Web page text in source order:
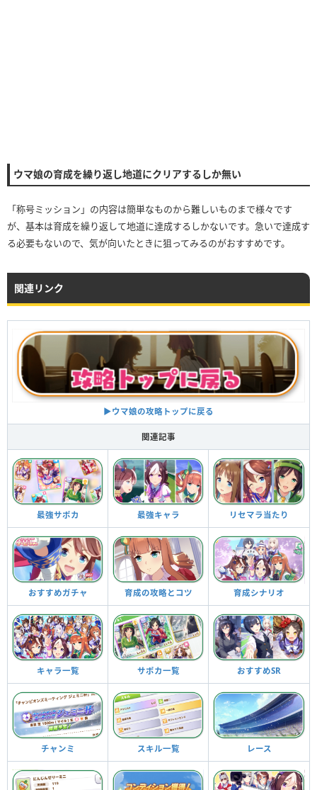
ウマ娘の育成を繰り返し地道にクリアするしか無い
「称号ミッション」の内容は簡単なものから難しいものまで様々です
が、基本は育成を繰り返して地道に達成するしかないです。急いで達成す
る必要もないので、気が向いたときに狙ってみるのがおすすめです。
関連リンク
▶︎ウマ娘の攻略トップに戻る
関連記事
最強サポカ 最強キャラ リセマラ当たり
おすすめガチャ 育成の攻略とコツ 育成シナリオ
キャラ一覧 サポカ一覧 おすすめSR
チャンミ スキル一覧 レース